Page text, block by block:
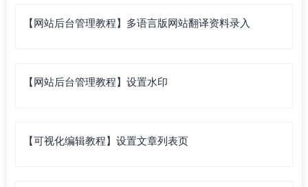
【网站后台管理教程】多语言版网站翻译资料录入
【网站后台管理教程】设置水印
【可视化编辑教程】设置文章列表页